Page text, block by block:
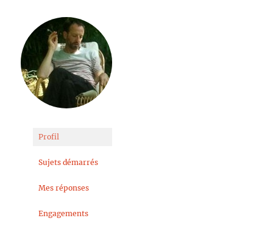
Profil
Sujets démarrés
Mes réponses
Engagements